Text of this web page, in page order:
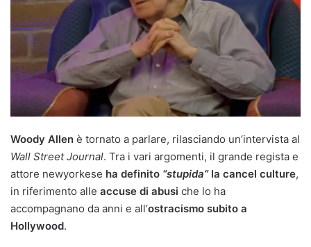
Woody Allen è tornato a parlare, rilasciando un’intervista al
Wall Street Journal. Tra i vari argomenti, il grande regista e
attore newyorkese ha definito “stupida”la cancel culture,
in riferimento alle accuse di abusi che lo ha
accompagnano da anni e all’ostracismo subito a
Hollywood.